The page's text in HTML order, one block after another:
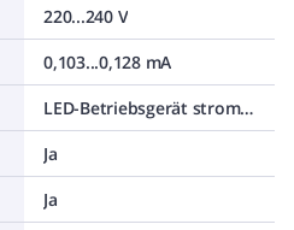
220...240 V
0,103...0,128 mA
LED-Betriebsgerät stromgesteuert
Ja
Ja